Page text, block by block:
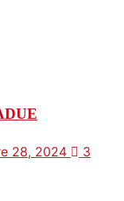
28, 2024 3